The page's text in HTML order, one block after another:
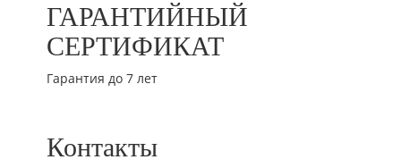
ГАРАНТИЙНЫЙ
СЕРТИФИКАТ
Гарантия до 7 лет
Контакты